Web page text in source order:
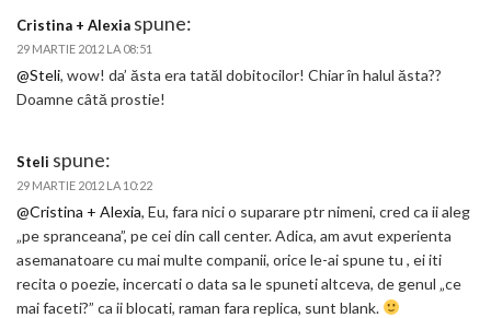
Cristina + Alexia spune:
29 MARTIE 2012 LA 08:51
@Steli, wow! da’ ăsta era tatăl dobitocilor! Chiar în halul ăsta??
Doamne câtă prostie!
Steli spune:
29 MARTIE 2012 LA 10:22
@Cristina + Alexia, Eu, fara nici o suparare ptr nimeni, cred ca ii aleg
„pe spranceana”, pe cei din call center. Adica, am avut experienta
asemanatoare cu mai multe companii, orice le-ai spune tu , ei iti
recita o poezie, incercati o data sa le spuneti altceva, de genul „ce
mai faceti?” ca ii blocati, raman fara replica, sunt blank.